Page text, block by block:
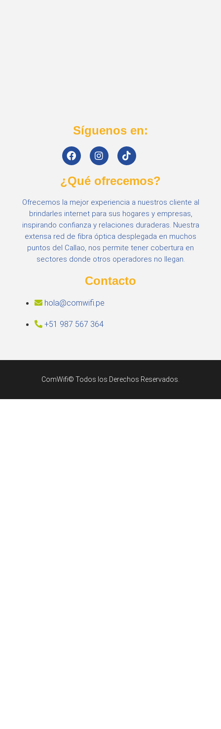
Síguenos en:
¿Qué ofrecemos?
Ofrecemos la mejor experiencia a nuestros cliente al
brindarles internet para sus hogares y empresas,
inspirando confianza y relaciones duraderas. Nuestra
extensa red de fibra óptica desplegada en muchos
puntos del Callao, nos permite tener cobertura en
sectores donde otros operadores no llegan.
Contacto
hola@comwifi.pe
+51 987 567 364
ComWifi© Todos los Derechos Reservados.